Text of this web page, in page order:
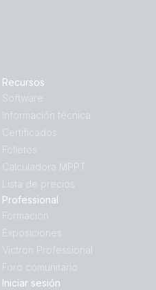
Recursos
Software
Información técnica
Certificados
Folletos
Calculadora MPPT
Lista de precios
Professional
Formación
Exposiciones
Victron Professional
Foro comunitario
Iniciar sesión